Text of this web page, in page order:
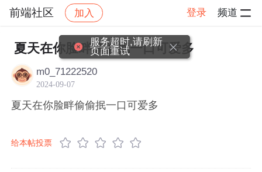
前端社区 加入 登录 频道
社区 前端社区 感慨 帖子详情
夏天在你脸畔偷偷抿一口可爱多
m0_71222520
2024-09-07
夏天在你脸畔偷偷抿一口可爱多
给本帖投票
服务超时,请刷新
页面重试